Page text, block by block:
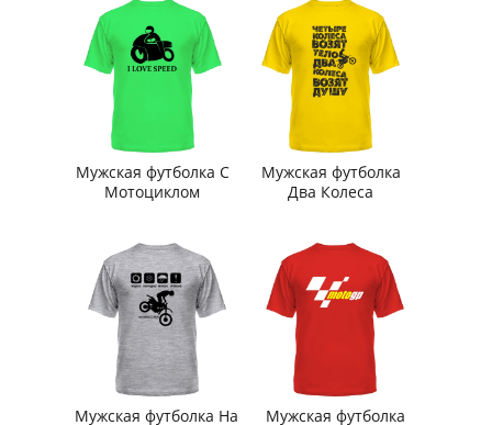
Мужская футболка С
Мотоциклом
Мужская футболка
Два Колеса
Мужская футболка На
Мужская футболка